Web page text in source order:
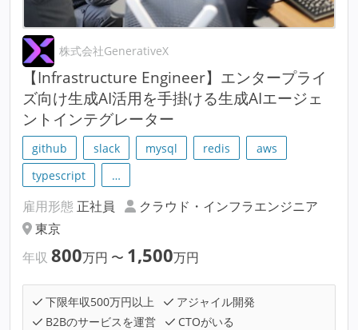
株式会社GenerativeX
【Infrastructure Engineer】エンタープライ
ズ向け生成AI活用を手掛ける生成AIエージェ
ントインテグレーター
github slack mysql redis
aws
typescript
…
雇用形態 正社員
クラウド・インフラエンジニア
東京
年収 800万円 〜 1,500万円
下限年収500万円以上
アジャイル開発
B2Bのサービスを運営
CTOがいる